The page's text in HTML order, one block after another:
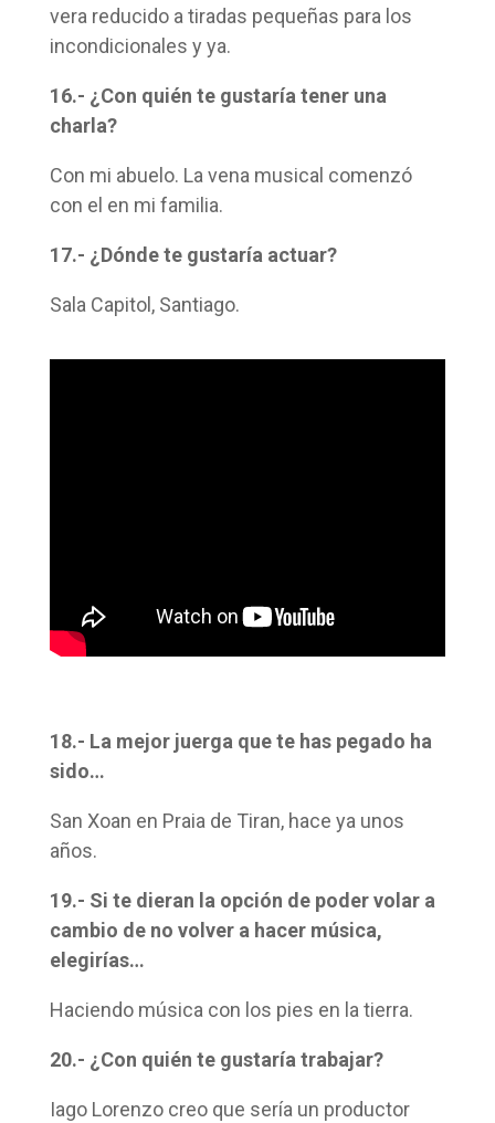
vera reducido a tiradas pequeñas para los
incondicionales y ya.
16.- ¿Con quién te gustaría tener una
charla?
Con mi abuelo. La vena musical comenzó
con el en mi familia.
17.- ¿Dónde te gustaría actuar?
Sala Capitol, Santiago.
18.- La mejor juerga que te has pegado ha
sido…
San Xoan en Praia de Tiran, hace ya unos
años.
19.- Si te dieran la opción de poder volar a
cambio de no volver a hacer música,
elegirías…
Haciendo música con los pies en la tierra.
20.- ¿Con quién te gustaría trabajar?
Iago Lorenzo creo que sería un productor